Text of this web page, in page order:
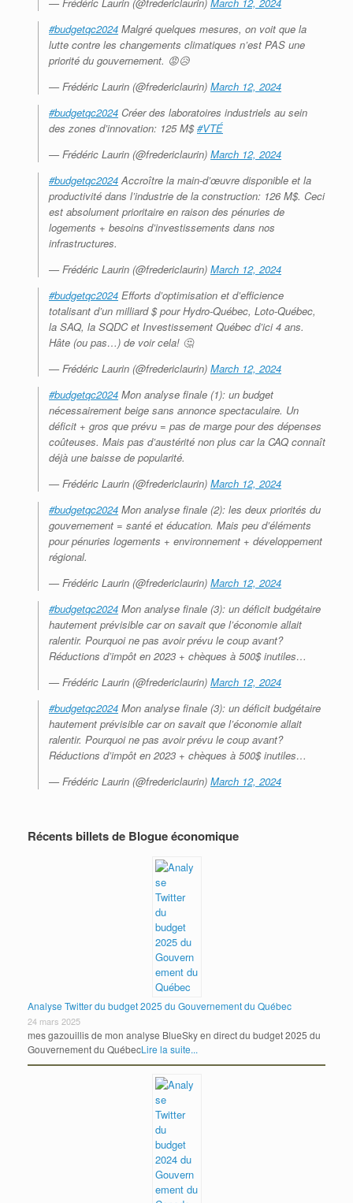
#budgetqc2024 Malgré quelques mesures, on voit que la
lutte contre les changements climatiques n’est PAS une
priorité du gouvernement. 😡😥
— Frédéric Laurin (@fredericlaurin) March 12, 2024
#budgetqc2024 Créer des laboratoires industriels au sein
des zones d’innovation: 125 M$#VTÉ
— Frédéric Laurin (@fredericlaurin) March 12, 2024
#budgetqc2024Accroître la main-d’œuvre disponible et la
productivité dans l’industrie de la construction: 126 M$. Ceci
est absolument prioritaire en raison des pénuries de
logements + besoins d’investissements dans nos
infrastructures.
— Frédéric Laurin (@fredericlaurin) March 12, 2024
#budgetqc2024 Efforts d’optimisation et d’efficience
totalisant d’un milliard $ pour Hydro-Québec, Loto-Québec,
la SAQ, la SQDC et Investissement Québec d’ici 4 ans.
Hâte (ou pas…) de voir cela! 🤔
— Frédéric Laurin (@fredericlaurin) March 12, 2024
#budgetqc2024 Mon analyse finale (1): un budget
nécessairement beige sans annonce spectaculaire. Un
déficit + gros que prévu = pas de marge pour des dépenses
coûteuses. Mais pas d’austérité non plus car la CAQ connaît
déjà une baisse de popularité.
— Frédéric Laurin (@fredericlaurin) March 12, 2024
#budgetqc2024 Mon analyse finale (2): les deux priorités du
gouvernement = santé et éducation. Mais peu d’éléments
pour pénuries logements + environnement + développement
régional.
— Frédéric Laurin (@fredericlaurin) March 12, 2024
#budgetqc2024 Mon analyse finale (3): un déficit budgétaire
hautement prévisible car on savait que l’économie allait
ralentir. Pourquoi ne pas avoir prévu le coup avant?
Réductions d’impôt en 2023 + chèques à 500$ inutiles…
— Frédéric Laurin (@fredericlaurin) March 12, 2024
#budgetqc2024 Mon analyse finale (3): un déficit budgétaire
hautement prévisible car on savait que l’économie allait
ralentir. Pourquoi ne pas avoir prévu le coup avant?
Réductions d’impôt en 2023 + chèques à 500$ inutiles…
— Frédéric Laurin (@fredericlaurin) March 12, 2024
Récents billets de Blogue économique
Analyse Twitter du budget 2025 du Gouvernement du Québec
24 mars 2025
mes gazouillis de mon analyse BlueSky en direct du budget 2025 du
Gouvernement du QuébecLire la suite...